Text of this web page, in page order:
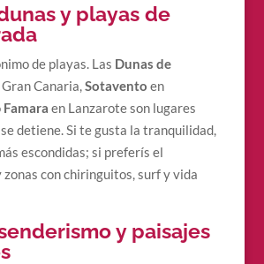
y playas de
de playas. Las Dunas de
Canaria,Sotavento en
Famara en Lanzarote son lugares
detiene. Si te gusta la tranquilidad,
escondidas; si preferís el
con chiringuitos, surf y vida
y paisajes